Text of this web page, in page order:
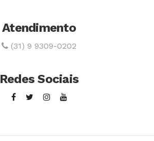
Atendimento
(31) 9 9309-0202
Redes Sociais